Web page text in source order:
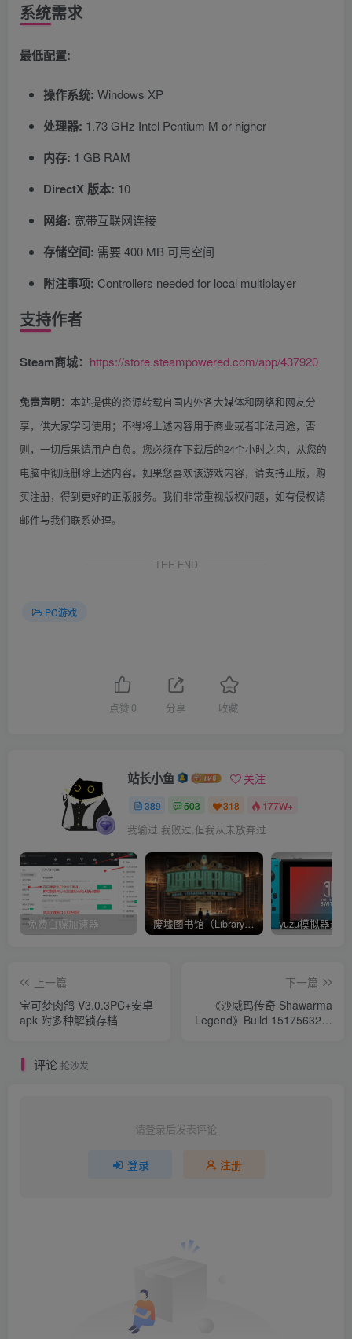
系统需求
最低配置:
操作系统: Windows XP
处理器: 1.73 GHz Intel Pentium M or higher
内存: 1 GB RAM
DirectX 版本: 10
网络: 宽带互联网连接
存储空间: 需要 400 MB 可用空间
附注事项: Controllers needed for local multiplayer
支持作者
Steam商城： https://store.steampowered.com/app/437920
免责声明： 本站提供的资源转载自国内外各大媒体和网络和网友分
享，供大家学习使用；不得将上述内容用于商业或者非法用途，否
则，一切后果请用户自负。您必须在下载后的24个小时之内，从您的
电脑中彻底删除上述内容。如果您喜欢该游戏内容，请支持正版，购
买注册，得到更好的正版服务。我们非常重视版权问题，如有侵权请
邮件与我们联系处理。
THE END
PC游戏
点赞 0 分享 收藏
站长小鱼 关注
389 503 318 177W+
我输过,我败过,但我从未放弃过
免费白嫖加速器 废墟图书馆（Library Of Ruina）v1.1.0.6a13 官中 附yuzu模拟器 本体+1.0.3升补
上一篇
宝可梦肉鸽 V3.0.3PC+安卓
apk 附多种解锁存档
下一篇
《沙威玛传奇 Shawarma
Legend》Build 15175632官
评论 抢沙发
请登录后发表评论
登录 注册